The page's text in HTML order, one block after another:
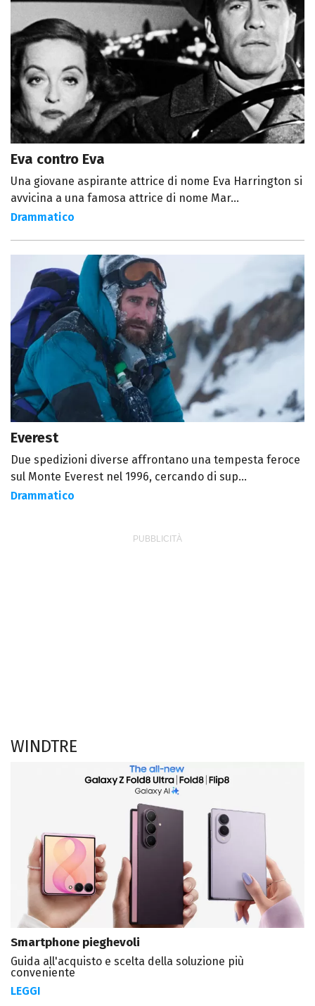
Eva contro Eva
Una giovane aspirante attrice di nome Eva Harrington si
avvicina a una famosa attrice di nome Mar...
Drammatico
Everest
Due spedizioni diverse affrontano una tempesta feroce
sul Monte Everest nel 1996, cercando di sup...
Drammatico
WINDTRE
Smartphone pieghevoli
Guida all'acquisto e scelta della soluzione più
conveniente
LEGGI